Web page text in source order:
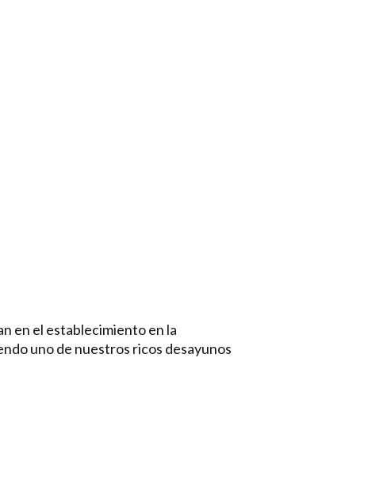
en el establecimiento en la
uno de nuestros ricos desayunos